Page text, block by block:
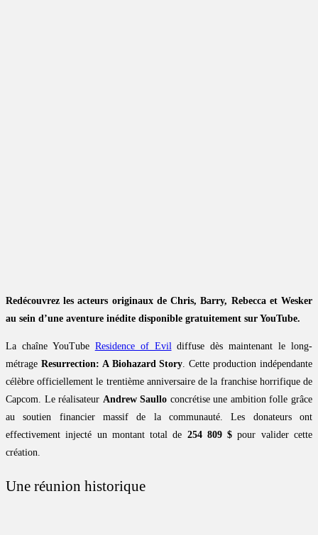
Redécouvrez les acteurs originaux de Chris, Barry, Rebecca et Wesker
au sein d’une aventure inédite disponible gratuitement sur YouTube.
La chaîne YouTube Residence of Evildiffuse dès maintenant le long-
métrage Resurrection: A Biohazard Story. Cette production indépendante
célèbre officiellement le trentième anniversaire de la franchise horrifique de
Capcom. Le réalisateur Andrew Saullo concrétise une ambition folle grâce
au soutien financier massif de la communauté. Les donateurs ont
effectivement injecté un montant total de 254 809 $ pour valider cette
création.
Une réunion historique